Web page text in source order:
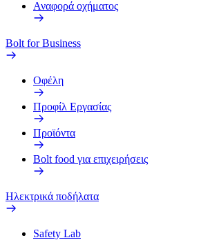
Αναφορά οχήματος
Bolt for Business
Οφέλη
Προφίλ Εργασίας
Προϊόντα
Bolt food για επιχειρήσεις
Ηλεκτρικά ποδήλατα
Safety Lab